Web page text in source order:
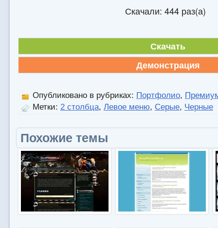
Скачали: 444 раз(а)
Скачать
Демонстрация
Опубликовано в рубриках: Портфолио,
Метки: 2 столбца, Левое меню, Серые, Черные
Похожие темы